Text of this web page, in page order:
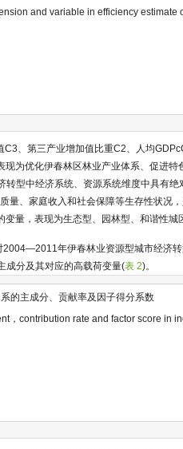
and variable in efficiency estimate
C3、第三产业增加值比重C2、人均
为优化伊春林区林业产业体系、促进
转型中经济系统、资源系统维度中具有
量、家庭收入和社会保障等生存性状况
量，表现为生态型、园林型、和谐性城
年伊春林业资源型城市经济
成分及其对应的高载荷变量(表 2)。
的主成分、贡献率及因子得分系数
，contribution rate and factor score in